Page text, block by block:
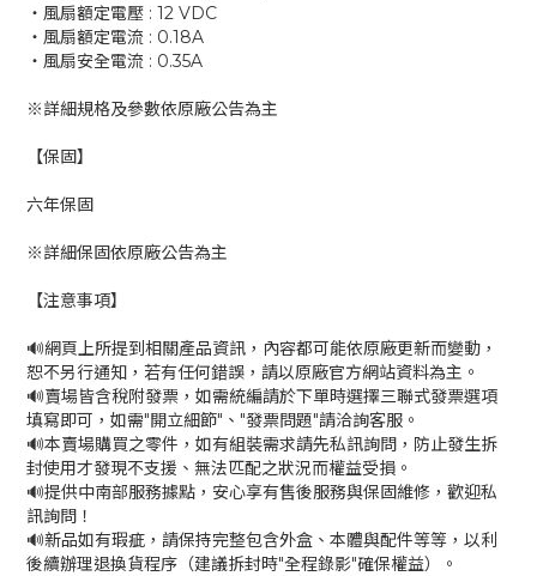
‧風扇額定電壓 : 12 VDC
‧風扇額定電流 : 0.18A
‧風扇安全電流 : 0.35A
※詳細規格及參數依原廠公告為主
【保固】
六年保固
※詳細保固依原廠公告為主
【注意事項】
🔊網頁上所提到相關產品資訊，內容都可能依原廠更新而變動，
恕不另行通知，若有任何錯誤，請以原廠官方網站資料為主。
🔊賣場皆含稅附發票，如需統編請於下單時選擇三聯式發票選項
填寫即可，如需"開立細節"、"發票問題"請洽詢客服。
🔊本賣場購買之零件，如有組裝需求請先私訊詢問，防止發生拆
封使用才發現不支援、無法匹配之狀況而權益受損。
🔊提供中南部服務據點，安心享有售後服務與保固維修，歡迎私
訊詢問！
🔊新品如有瑕疵，請保持完整包含外盒、本體與配件等等，以利
後續辦理退換貨程序（建議拆封時"全程錄影"確保權益）。